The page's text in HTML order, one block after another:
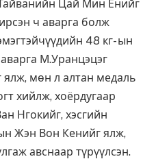
Цай Мин Енийг
ч аварга болж
48 кг- ын
М.Уранцэцэг
мөн л алтан медаль
хийлж, хоёрдугаар
Нгокийг, хэсгийн
Жэн Вон Кенийг ялж,
авснаар түрүүлсэн.